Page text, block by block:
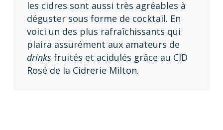
les cidres sont aussi très agréables à
déguster sous forme de cocktail. En
voici un des plus rafraîchissants qui
plaira assurément aux amateurs de
drinksfruités et acidulés grâce au CID
Rosé de la Cidrerie Milton.